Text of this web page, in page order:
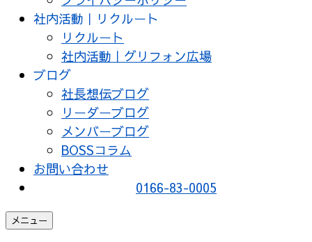
社内活動｜リクルート
リクルート
社内活動｜グリフォン広場
ブログ
社長想伝ブログ
リーダーブログ
メンバーブログ
BOSSコラム
お問い合わせ
0166-83-0005
メニュー